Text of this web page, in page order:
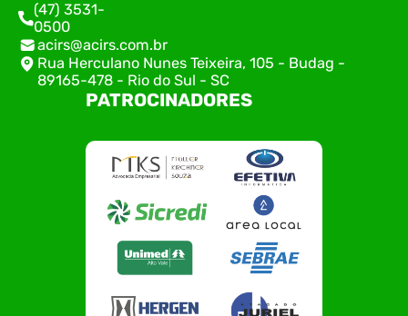
(47) 3531-
0500
acirs@acirs.com.br
Rua Herculano Nunes Teixeira, 105 - Budag -
89165-478 - Rio do Sul - SC
PATROCINADORES